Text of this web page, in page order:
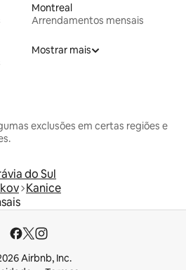
Montreal
Arrendamentos mensais
Mostrar mais
exclusões em certas regiões e
do Sul
Kanice
Airbnb, Inc.